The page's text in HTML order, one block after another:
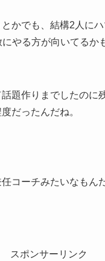
かでも、結構2人にハ
やる方が向いてるか
題作りまでしたのに
だったんだね。
コーチみたいなもん
スポンサーリンク